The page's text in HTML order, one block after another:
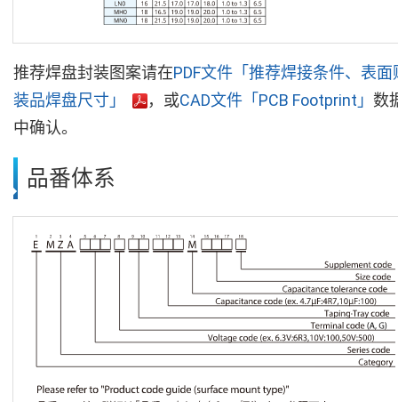
推荐焊盘封装图案请在PDF文件「推荐焊接条件、表面
装品焊盘尺寸」
，或CAD文件「PCB Footprint」 数
中确认。
品番体系